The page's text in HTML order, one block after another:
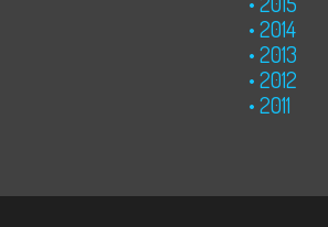
2014
2013
2012
2011